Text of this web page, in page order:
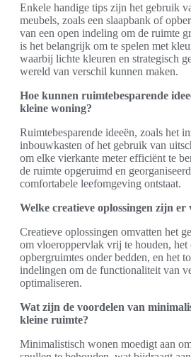
Enkele handige tips zijn het gebruik
meubels, zoals een slaapbank of
van een open indeling om de ruimte
is het belangrijk om te spelen met
waarbij lichte kleuren en strategisch
wereld van verschil kunnen maken.
Hoe kunnen ruimtebesparende
kleine woning?
Ruimtebesparende ideeën, zoals het
inbouwkasten of het gebruik van
om elke vierkante meter efficiënt te
de ruimte opgeruimd en
comfortabele leefomgeving ontstaat.
Welke creatieve oplossingen zijn
Creatieve oplossingen omvatten het
om vloeroppervlak vrij te houden, het
opbergruimtes onder bedden, en het
indelingen om de functionaliteit van
optimaliseren.
Wat zijn de voordelen van
kleine ruimte?
Minimalistisch wonen moedigt aan